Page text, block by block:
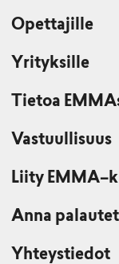
Opettajille
Yrityksille
Tietoa
Vastuullisuus
Liity
Anna
Yhteystiedot